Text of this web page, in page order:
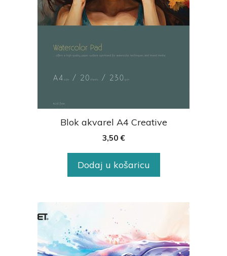
Blok akvarel A4 Creative
3,50 €
Dodaj u košaricu